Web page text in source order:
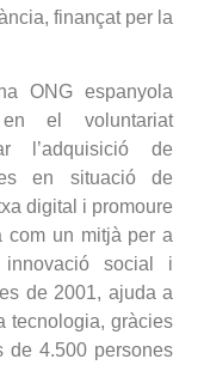
finançat per la
ONG espanyola
en el voluntariat
l’adquisició de
en situació de
digital i promoure
com un mitjà per a
innovació social i
de 2001, ajuda a
tecnologia, gràcies
4.500 persones